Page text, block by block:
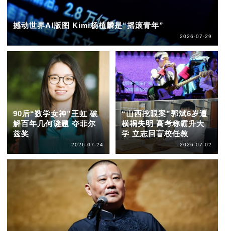
撼动世界AI版图 Kimi杨植麟是“摇滚青年”
2026-07-29
90后“数学女神”王虹 破
解百年几何谜题 夺菲尔
兹奖
2026-07-24
“山西挖眼案”郭斌6岁遭
横祸失明 高考称霸升大
学 立志回盲校任教
2026-07-02